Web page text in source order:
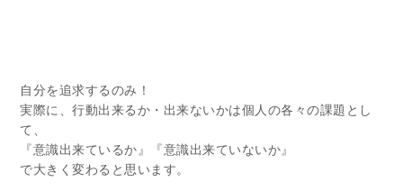
自分を追求するのみ！
実際に、行動出来るか・出来ないかは個人の各々の課題とし
て、
『意識出来ているか』『意識出来ていないか』
で大きく変わると思います。